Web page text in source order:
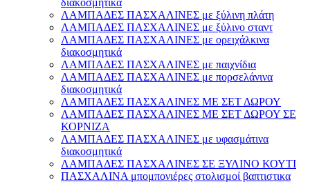
διακοσμητικά
ΛΑΜΠΑΔΕΣ ΠΑΣΧΑΛΙΝΕΣ με ξύλινη πλάτη
ΛΑΜΠΑΔΕΣ ΠΑΣΧΑΛΙΝΕΣ με ξύλινο σταντ
ΛΑΜΠΑΔΕΣ ΠΑΣΧΑΛΙΝΕΣ με ορειχάλκινα
διακοσμητικά
ΛΑΜΠΑΔΕΣ ΠΑΣΧΑΛΙΝΕΣ με παιχνίδια
ΛΑΜΠΑΔΕΣ ΠΑΣΧΑΛΙΝΕΣ με πορσελάνινα
διακοσμητικά
ΛΑΜΠΑΔΕΣ ΠΑΣΧΑΛΙΝΕΣ ΜΕ ΣΕΤ ΔΩΡΟΥ
ΛΑΜΠΑΔΕΣ ΠΑΣΧΑΛΙΝΕΣ ΜΕ ΣΕΤ ΔΩΡΟΥ ΣΕ
ΚΟΡΝΙΖΑ
ΛΑΜΠΑΔΕΣ ΠΑΣΧΑΛΙΝΕΣ με υφασμάτινα
διακοσμητικά
ΛΑΜΠΑΔΕΣ ΠΑΣΧΑΛΙΝΕΣ ΣΕ ΞΥΛΙΝΟ ΚΟΥΤΙ
ΠΑΣΧΑΛΙΝΑ μπομπονιέρες στολισμοί βαπτιστικα